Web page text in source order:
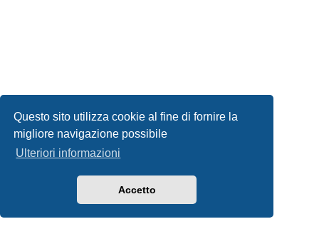
Questo sito utilizza cookie al fine di fornire la
migliore navigazione possibile
Ulteriori informazioni
Accetto